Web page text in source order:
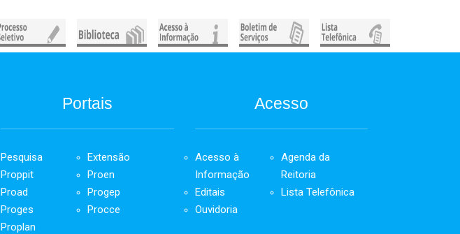
Portais
Pesquisa
Extensão
Proppit
Proen
Proad
Progep
Proges
Procce
Proplan
Acesso
Acesso à
Informação
Agenda da
Reitoria
Editais
Lista Telefônica
Ouvidoria